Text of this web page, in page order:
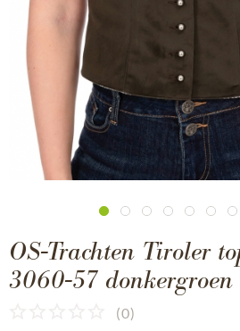
OS-Trachten Tiroler
3060-57 donkergroen
(0)